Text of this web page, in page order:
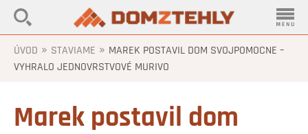
ÚVOD » STAVIAME » MAREK POSTAVIL DOM SVOJPOMOCNE –
VYHRALO JEDNOVRSTVOVÉ MURIVO
Marek postavil dom